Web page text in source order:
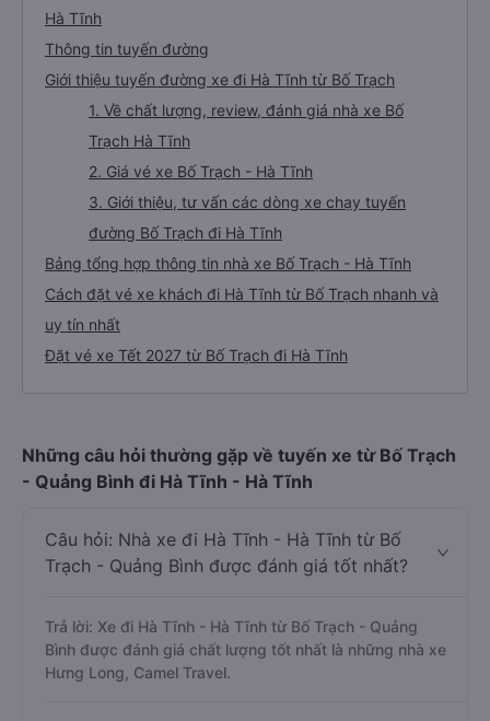
Hà Tĩnh
Thông tin tuyến đường
Giới thiệu tuyến đường xe đi Hà Tĩnh từ Bố Trạch
1. Về chất lượng, review, đánh giá nhà xe Bố
Trạch Hà Tĩnh
2. Giá vé xe Bố Trạch - Hà Tĩnh
3. Giới thiệu, tư vấn các dòng xe chạy tuyến
đường Bố Trạch đi Hà Tĩnh
Bảng tổng hợp thông tin nhà xe Bố Trạch - Hà Tĩnh
Cách đặt vé xe khách đi Hà Tĩnh từ Bố Trạch nhanh và
uy tín nhất
Đặt vé xe Tết 2027 từ Bố Trạch đi Hà Tĩnh
Những câu hỏi thường gặp về tuyến xe từ Bố Trạch
- Quảng Bình đi Hà Tĩnh - Hà Tĩnh
Câu hỏi: Nhà xe đi Hà Tĩnh - Hà Tĩnh từ Bố
Trạch - Quảng Bình được đánh giá tốt nhất?
Trả lời: Xe đi Hà Tĩnh - Hà Tĩnh từ Bố Trạch - Quảng
Bình được đánh giá chất lượng tốt nhất là những nhà xe
Hưng Long, Camel Travel.